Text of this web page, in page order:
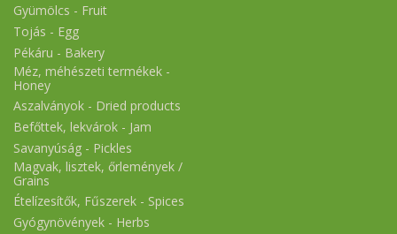
Gyümölcs - Fruit
Tojás - Egg
Pékáru - Bakery
Méz, méhészeti termékek -
Honey
Aszalványok - Dried products
Befőttek, lekvárok - Jam
Savanyúság - Pickles
Magvak, lisztek, őrlemények /
Grains
Ételízesítők, Fűszerek - Spices
Gyógynövények - Herbs